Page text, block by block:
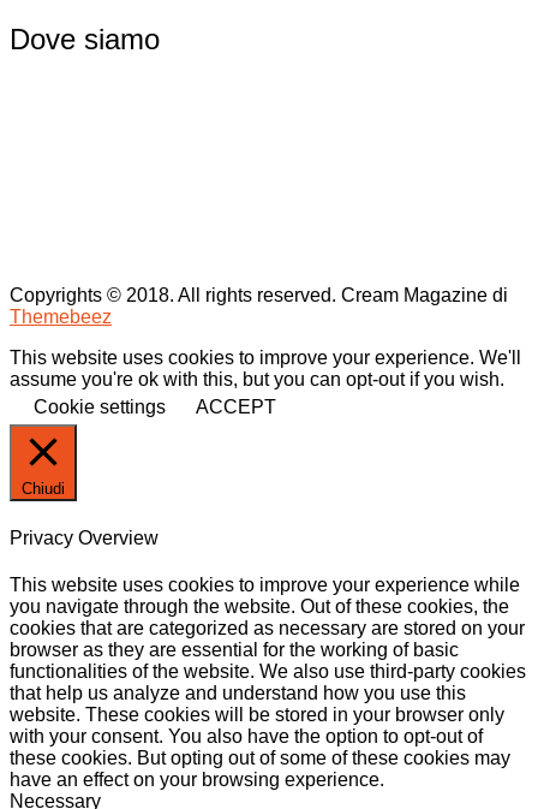
Dove siamo
Copyrights © 2018. All rights reserved. Cream Magazine di
Themebeez
This website uses cookies to improve your experience. We'll
assume you're ok with this, but you can opt-out if you wish.
Cookie settings
ACCEPT
Chiudi
Privacy Overview
This website uses cookies to improve your experience while
you navigate through the website. Out of these cookies, the
cookies that are categorized as necessary are stored on your
browser as they are essential for the working of basic
functionalities of the website. We also use third-party cookies
that help us analyze and understand how you use this
website. These cookies will be stored in your browser only
with your consent. You also have the option to opt-out of
these cookies. But opting out of some of these cookies may
have an effect on your browsing experience.
Necessary